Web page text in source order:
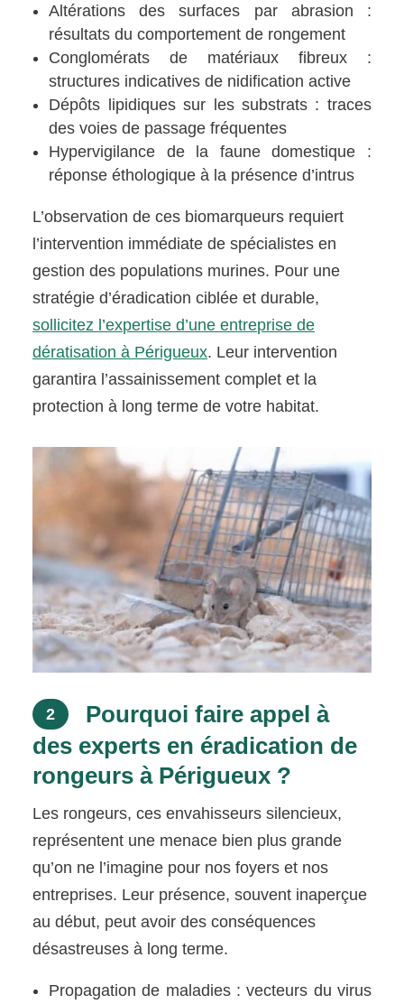
Altérations des surfaces par abrasion :
résultats du comportement de rongement
Conglomérats de matériaux fibreux :
structures indicatives de nidification active
Dépôts lipidiques sur les substrats : traces
des voies de passage fréquentes
Hypervigilance de la faune domestique :
réponse éthologique à la présence d’intrus
L’observation de ces biomarqueurs requiert
l’intervention immédiate de spécialistes en
gestion des populations murines. Pour une
stratégie d’éradication ciblée et durable,
sollicitez l’expertise d’une entreprise de
dératisation à Périgueux. Leur intervention
garantira l’assainissement complet et la
protection à long terme de votre habitat.
2
Pourquoi faire appel à
des experts en éradication de
rongeurs à Périgueux ?
Les rongeurs, ces envahisseurs silencieux,
représentent une menace bien plus grande
qu’on ne l’imagine pour nos foyers et nos
entreprises. Leur présence, souvent inaperçue
au début, peut avoir des conséquences
désastreuses à long terme.
Propagation de maladies : vecteurs du virus